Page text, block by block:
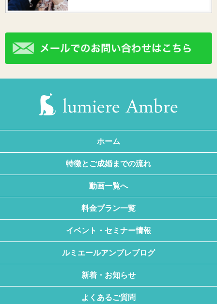
ホーム
特徴とご成婚までの流れ
動画一覧へ
料金プラン一覧
イベント・セミナー情報
ルミエールアンブレブログ
新着・お知らせ
よくあるご質問